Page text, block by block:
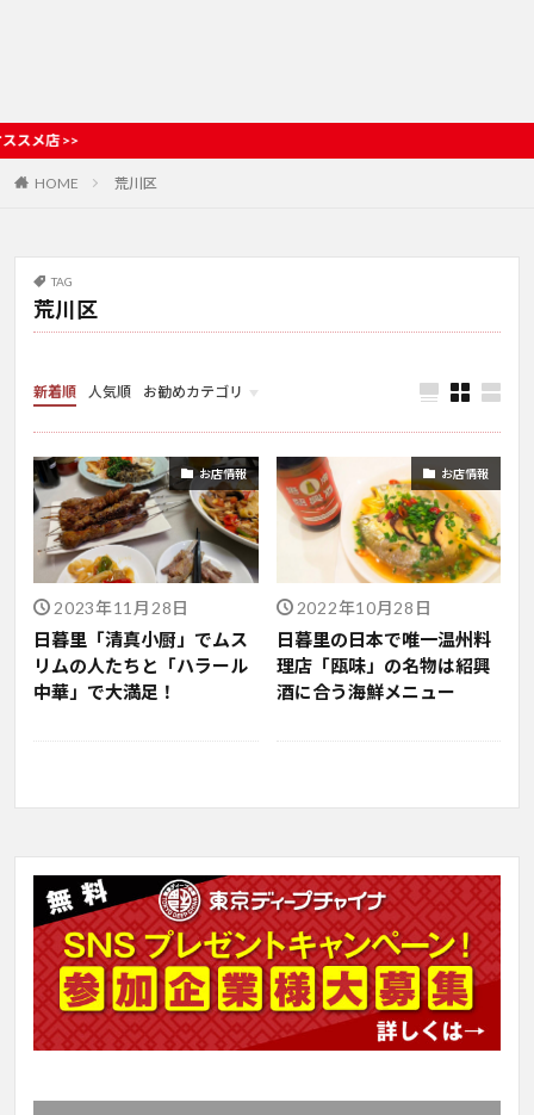
HOME 荒川区
TAG
荒川区
新着順 人気順 お勧めカテゴリ
お店情報
お店情報
2023年11月28日
日暮里「清真小厨」でムス
リムの人たちと「ハラール
中華」で大満足！
お店情報
2022年10月28日
日暮里の日本で唯一温州料
理店「瓯味」の名物は紹興
酒に合う海鮮メニュー